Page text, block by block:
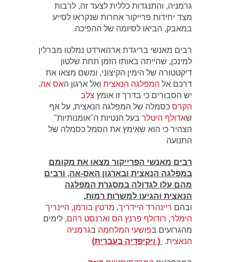
גרמניה, והתנגדות כללית לצעד זה, לרבות
מצד יחידות פרייקור אחרות שנקראו לסייע
במאבק, הביאו לסיומה של ההפיכה.
רבים מאנשי בריגדת ארהארדט נמלטו מברלין
למינכן, שהייתה באותו הזמן תחת שלטון
דיקטטורה של הימין הקיצוני, ומשם מצאו את
דרכם אל המפלגה הנאצית ואל ארגון האס אה.
יש הסבורים כי בדרך זו אומץ צלב
הקרס כסמלה של המפלגה הנאצית, על אף
שאדולף היטלר בעל הנטיות ה"אומנותיות"
הצהיר כי הוא שאימץ את הסמל כסמלה של
התנועה
רבים מאנשי הפרייקור מצאו את מקומם
במפלגה הנאצית ובארגון האס-אה, ורבים
מהם עלו לגדולה במסגרת המפלגה
הנאצית והגיעו למשרות רמות,
ובהם ריינהרד היידריך, מרטין בורמן, היינריך
הימלר, רודולף פרנץ הס וארנסט רהם, לימים
מהגרועים בפושעי המלחמה בגרמניה
הנאצית. ( ויקיפדיה בעברית)